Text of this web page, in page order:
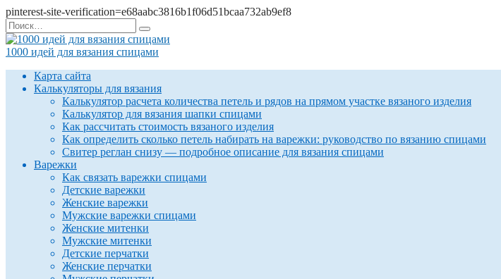
pinterest-site-verification=e68aabc3816b1f06d51bcaa732ab9ef8
Перейти
к
содержанию
Search
for:
1000 идей для вязания спицами
Карта сайта
Калькуляторы для вязания
Калькулятор расчета количества петель и рядов на прямом участке вязаного изделия
Калькулятор для вязания шапки спицами
Как рассчитать стоимость вязаного изделия
Как определить сколько петель набирать на варежки: руководство по вязанию спицами
Свитер реглан снизу — подробное описание для вязания спицами
Варежки
Как связать варежки спицами
Детские варежки
Женские варежки
Мужские варежки спицами
Женские митенки
Мужские митенки
Детские перчатки
Женские перчатки